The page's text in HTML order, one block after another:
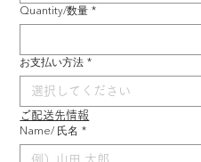
Quantity/数量 *
お支払い方法 *
ご配送先情報
Name/ 氏名 *